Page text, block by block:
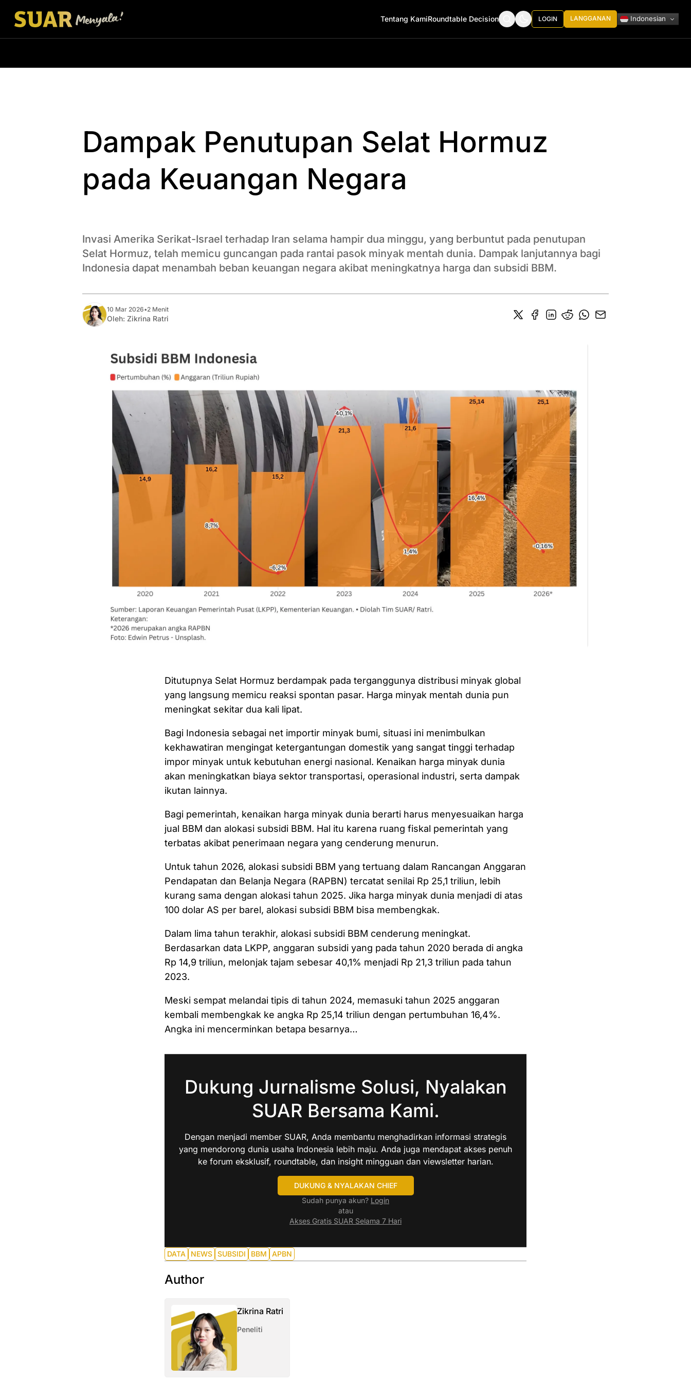
Tentang KamiRoundtable Decision LOGIN LANGGANAN Indonesian
Dampak Penutupan Selat Hormuz
pada Keuangan Negara
Invasi Amerika Serikat-Israel terhadap Iran selama hampir dua minggu, yang berbuntut pada penutupan
Selat Hormuz, telah memicu guncangan pada rantai pasok minyak mentah dunia. Dampak lanjutannya bagi
Indonesia dapat menambah beban keuangan negara akibat meningkatnya harga dan subsidi BBM.
10 Mar 2026•2 Menit
Oleh: Zikrina Ratri
Ditutupnya Selat Hormuz berdampak pada terganggunya distribusi minyak global
yang langsung memicu reaksi spontan pasar. Harga minyak mentah dunia pun
meningkat sekitar dua kali lipat.
Bagi Indonesia sebagai net importir minyak bumi, situasi ini menimbulkan
kekhawatiran mengingat ketergantungan domestik yang sangat tinggi terhadap
impor minyak untuk kebutuhan energi nasional. Kenaikan harga minyak dunia
akan meningkatkan biaya sektor transportasi, operasional industri, serta dampak
ikutan lainnya.
Bagi pemerintah, kenaikan harga minyak dunia berarti harus menyesuaikan harga
jual BBM dan alokasi subsidi BBM. Hal itu karena ruang fiskal pemerintah yang
terbatas akibat penerimaan negara yang cenderung menurun.
Untuk tahun 2026, alokasi subsidi BBM yang tertuang dalam Rancangan Anggaran
Pendapatan dan Belanja Negara (RAPBN) tercatat senilai Rp 25,1 triliun, lebih
kurang sama dengan alokasi tahun 2025. Jika harga minyak dunia menjadi di atas
100 dolar AS per barel, alokasi subsidi BBM bisa membengkak.
Dalam lima tahun terakhir, alokasi subsidi BBM cenderung meningkat.
Berdasarkan data LKPP, anggaran subsidi yang pada tahun 2020 berada di angka
Rp 14,9 triliun, melonjak tajam sebesar 40,1% menjadi Rp 21,3 triliun pada tahun
2023.
Meski sempat melandai tipis di tahun 2024, memasuki tahun 2025 anggaran
kembali membengkak ke angka Rp 25,14 triliun dengan pertumbuhan 16,4%.
Angka ini mencerminkan betapa besarnya…
Dukung Jurnalisme Solusi, Nyalakan
SUAR Bersama Kami.
Dengan menjadi member SUAR, Anda membantu menghadirkan informasi strategis
yang mendorong dunia usaha Indonesia lebih maju. Anda juga mendapat akses penuh
ke forum eksklusif, roundtable, dan insight mingguan dan viewsletter harian.
DUKUNG & NYALAKAN CHIEF
Sudah punya akun? Login
atau
Akses Gratis SUAR Selama 7 Hari
DATA NEWS SUBSIDI BBM APBN
Author
Zikrina Ratri
Peneliti